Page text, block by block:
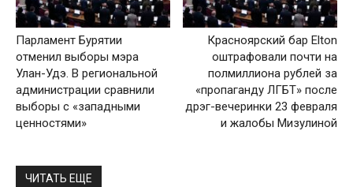
Парламент Бурятии
отменил выборы мэра
Улан-Удэ. В региональной
администрации сравнили
выборы с «западными
ценностями»
Красноярский бар Elton
оштрафовали почти на
полмиллиона рублей за
«пропаганду ЛГБТ» после
дрэг-вечеринки 23 февраля
и жалобы Мизулиной
ЧИТАТЬ ЕЩЕ